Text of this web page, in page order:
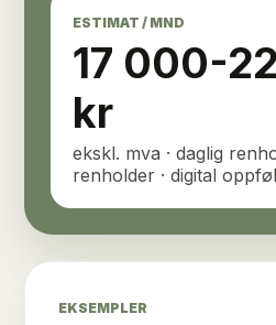
ESTIMAT / MND
17 000-
kr
ekskl. mva · daglig
renholder · digital
EKSEMPLER